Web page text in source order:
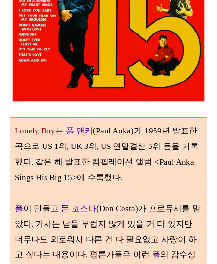
Lonely Boy는 폴 앤카(Paul Anka)가 1959년 발표한
곡으로 US 1위, UK 3위, US 연말결산 5위 등을 기록
했다. 같은 해 발표한 컴필레이션 앨범 <Paul Anka
Sings His Big 15>에 수록했다.
폴이 만들고 돈 코스타(Don Costa)가 프로듀서를 맡
았다. 가사는 남들 부럽지 않게 있을 거 다 있지만
너무나도 외로워서 다른 건 다 필요없고 사랑이 하
고 싶다는 내용이다. 평론가들은 이런 폴의 감수성